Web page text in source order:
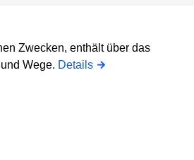
Zwecken, enthält über das
Wege. Details